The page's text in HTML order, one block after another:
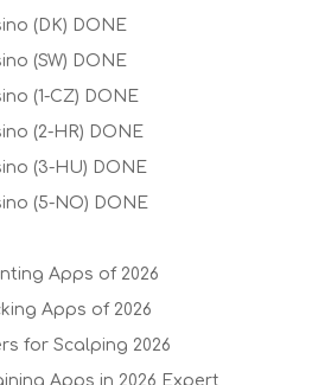
(DK) DONE
(SW) DONE
(1-CZ) DONE
(2-HR) DONE
(3-HU) DONE
(5-NO) DONE
Apps of 2026
Apps of 2026
for Scalping 2026
Apps in 2026 Expert